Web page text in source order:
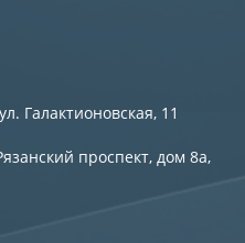
Галактионовская, 11
проспект, дом 8а,